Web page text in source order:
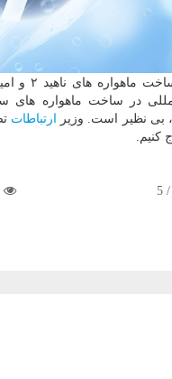
هستند. وی
در ساخت ماهواره های
بی نظیر است. وزیر
ارتباطات
كنیم.
/ 5